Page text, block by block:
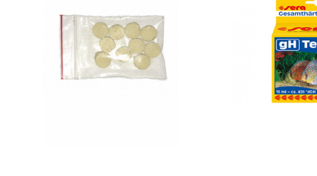
Nettó ár: 276 Ft
Aquaplant tápanyag
tabletta 10db